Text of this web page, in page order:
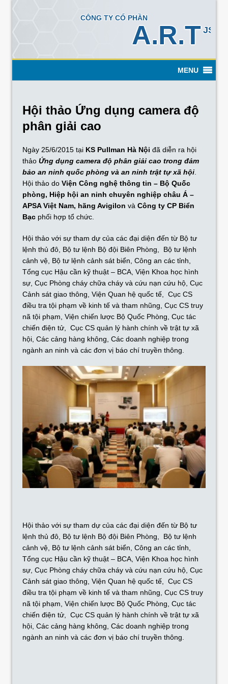
A.R.T JSC
CÔNG TY CỔ PHẦN
Hội thảo Ứng dụng camera độ
phân giải cao
Ngày 25/6/2015 tại KS Pullman Hà Nội đã diễn ra hội
thảo Ứng dụng camera độ phân giải cao trong đảm
bảo an ninh quốc phòng và an ninh trật tự xã hội
Hội thảo do Viện Công nghệ thông tin – Bộ Quốc
phòng, Hiệp hội an ninh chuyên nghiệp châu Á –
APSA Việt Nam, hãng Avigilon và Công ty CP Biển
Bạc phối hợp tổ chức.
Hội thảo với sự tham dự của các đại diện đến từ Bộ tư
lệnh thủ đô, Bộ tư lệnh Bộ đội Biên Phòng, Bộ tư lệnh
cảnh vệ, Bộ tư lệnh cảnh sát biển, Công an các tỉnh,
Tổng cục Hậu cần kỹ thuật – BCA, Viện Khoa học hình
sự, Cục Phòng cháy chữa cháy và cứu nạn cứu hộ, Cục
Cảnh sát giao thông, Viện Quan hệ quốc tế, Cục CS
điều tra tội phạm về kinh tế và tham nhũng, Cục CS truy
nã tội phạm, Viện chiến lược Bộ Quốc Phòng, Cục tác
chiến điện tử, Cục CS quản lý hành chính về trật tự xã
hội, Các cảng hàng không, Các doanh nghiệp trong
ngành an ninh và các đơn vị báo chí truyền thông.
Hội thảo với sự tham dự của các đại diện đến từ Bộ tư
lệnh thủ đô, Bộ tư lệnh Bộ đội Biên Phòng, Bộ tư lệnh
cảnh vệ, Bộ tư lệnh cảnh sát biển, Công an các tỉnh,
Tổng cục Hậu cần kỹ thuật – BCA, Viện Khoa học hình
sự, Cục Phòng cháy chữa cháy và cứu nạn cứu hộ, Cục
Cảnh sát giao thông, Viện Quan hệ quốc tế, Cục CS
điều tra tội phạm về kinh tế và tham nhũng, Cục CS truy
nã tội phạm, Viện chiến lược Bộ Quốc Phòng, Cục tác
chiến điện tử, Cục CS quản lý hành chính về trật tự xã
hội, Các cảng hàng không, Các doanh nghiệp trong
ngành an ninh và các đơn vị báo chí truyền thông.